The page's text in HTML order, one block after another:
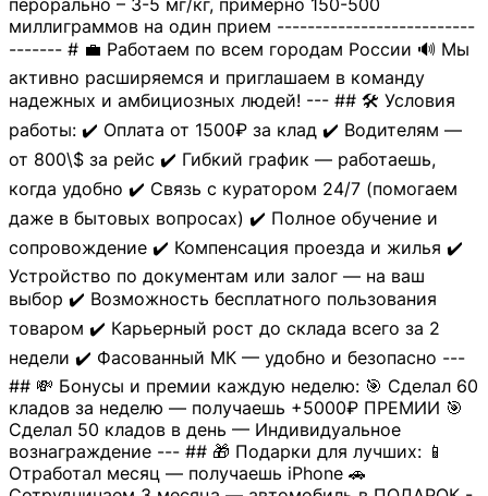
перорально – 3-5 мг/кг, примерно 150-500
миллиграммов на один прием --------------------------
------- # 💼 Работаем по всем городам России 🔊 Мы
активно расширяемся и приглашаем в команду
надежных и амбициозных людей! --- ## 🛠 Условия
работы: ✔️ Оплата от 1500₽ за клад ✔️ Водителям —
от 800\$ за рейс ✔️ Гибкий график — работаешь,
когда удобно ✔️ Связь с куратором 24/7 (помогаем
даже в бытовых вопросах) ✔️ Полное обучение и
сопровождение ✔️ Компенсация проезда и жилья ✔️
Устройство по документам или залог — на ваш
выбор ✔️ Возможность бесплатного пользования
товаром ✔️ Карьерный рост до склада всего за 2
недели ✔️ Фасованный МК — удобно и безопасно ---
## 💸 Бонусы и премии каждую неделю: 🎯 Сделал 60
кладов за неделю — получаешь +5000₽ ПРЕМИИ 🎯
Сделал 50 кладов в день — Индивидуальное
вознаграждение --- ## 🎁 Подарки для лучших: 📱
Отработал месяц — получаешь iPhone 🚗